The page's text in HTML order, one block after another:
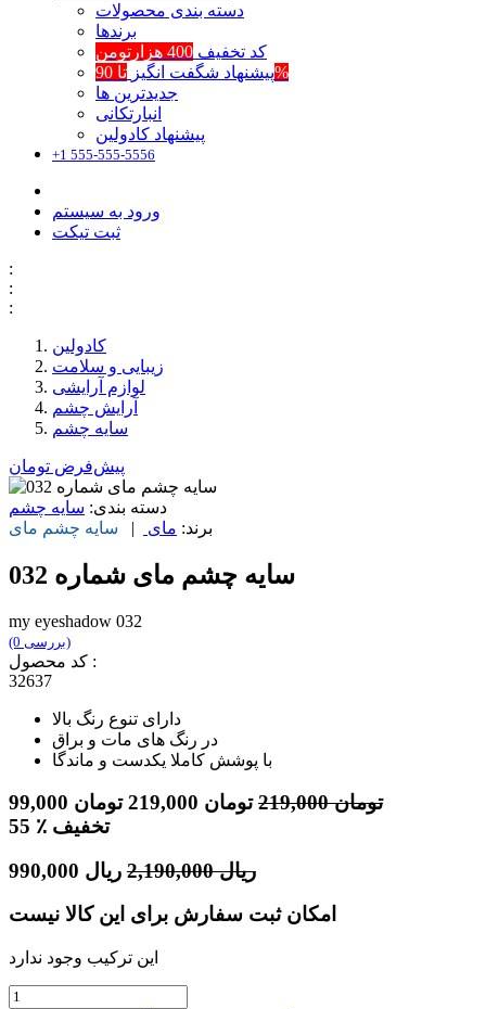
دسته بندی محصولات
برند‌ها
کد تخفیف 400 هزارتومن
پیشنهاد شگفت انگیزتا 90%
جدیدترین ها
انبارتکانی
پیشنهاد کادولین
+1 555-555-5556
ورود به سیستم
ثبت تیکت
:
:
:
کادولین
زیبایی و سلامت
لوازم آرایشی
آرایش چشم
سایه چشم
پیش‌فرض تومان
دسته بندی: سایه چشم
برند: مای | سایه چشم مای
سایه چشم مای شماره 032
my eyeshadow 032
(0 بررسی)
کد محصول :
32637
دارای تنوع رنگ بالا
در رنگ های مات و براق
با پوشش کاملا یکدست و ماندگا
99,000 تومان 219,000تومان 219,000 تومان
55
٪ تخفیف
990,000 ریال 2,190,000 ریال
امکان ثبت سفارش برای این کالا نیست
این ترکیب وجود ندارد